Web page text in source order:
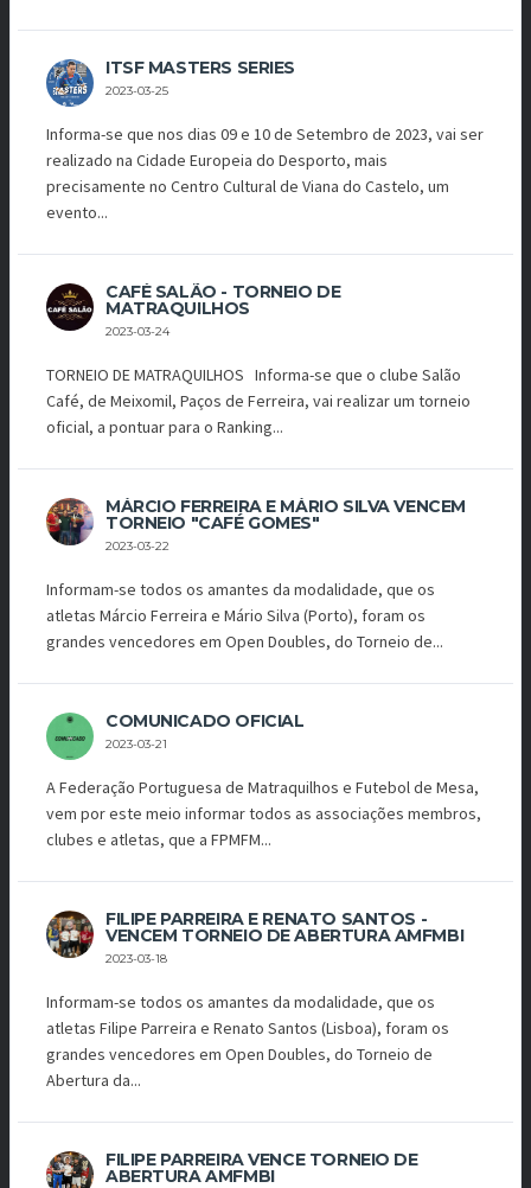
ITSF MASTERS SERIES
2023-03-25
Informa-se que nos dias 09 e 10 de Setembro de 2023, vai ser
realizado na Cidade Europeia do Desporto, mais
precisamente no Centro Cultural de Viana do Castelo, um
evento...
CAFÉ SALÃO - TORNEIO DE
MATRAQUILHOS
2023-03-24
TORNEIO DE MATRAQUILHOS Informa-se que o clube Salão
Café, de Meixomil, Paços de Ferreira, vai realizar um torneio
oficial, a pontuar para o Ranking...
MÁRCIO FERREIRA E MÁRIO SILVA VENCEM
TORNEIO "CAFÉ GOMES"
2023-03-22
Informam-se todos os amantes da modalidade, que os
atletas Márcio Ferreira e Mário Silva (Porto), foram os
grandes vencedores em Open Doubles, do Torneio de...
COMUNICADO OFICIAL
2023-03-21
A Federação Portuguesa de Matraquilhos e Futebol de Mesa,
vem por este meio informar todos as associações membros,
clubes e atletas, que a FPMFM...
FILIPE PARREIRA E RENATO SANTOS -
VENCEM TORNEIO DE ABERTURA AMFMBI
2023-03-18
Informam-se todos os amantes da modalidade, que os
atletas Filipe Parreira e Renato Santos (Lisboa), foram os
grandes vencedores em Open Doubles, do Torneio de
Abertura da...
FILIPE PARREIRA VENCE TORNEIO DE
ABERTURA AMFMBI